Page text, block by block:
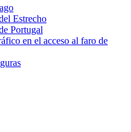
Estrecho
Portugal
en el acceso al faro de